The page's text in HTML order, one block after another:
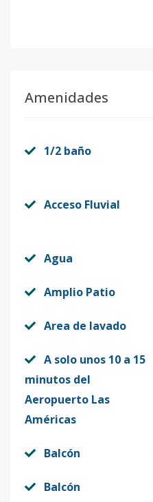
Amenidades
1/2 baño
Acceso Fluvial
Agua
Amplio Patio
Area de lavado
A solo unos 10 a 15
minutos del
Aeropuerto Las
Américas
Balcón
Balcón